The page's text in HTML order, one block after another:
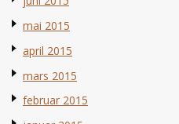
mai 2015
april 2015
mars 2015
februar 2015